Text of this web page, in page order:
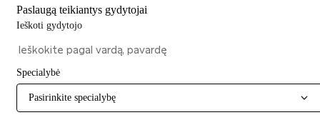
Paslaugą teikiantys gydytojai
Ieškoti gydytojo
Specialybė
Pasirinkite specialybę